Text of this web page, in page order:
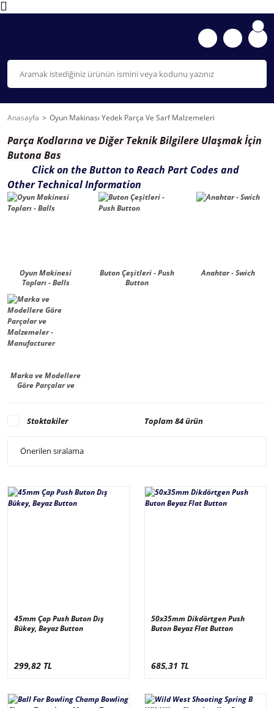
Anasayfa Oyun Makinası Yedek Parça Ve Sarf Malzemeleri
Parça Kodlarına ve Diğer Teknik Bilgilere Ulaşmak İçin
Butona Bas
Click on the Button to Reach Part Codes and
Other Technical Information
Oyun Makinesi
Topları - Balls
Buton Çeşitleri - Push
Button
Anahtar - Swich
Marka ve Modellere
Göre Parçalar ve
Stoktakiler Toplam 84 ürün
45mm Çap Push Buton Dış
Bükey, Beyaz Button
299,82 TL
50x35mm Dikdörtgen Push
Buton Beyaz Flat Button
685,31 TL